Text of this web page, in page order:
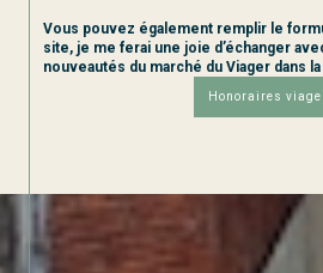
Vous pouvez également remplir le
site, je me ferai une joie d’échanger
nouveautés du marché du Viager dans
honoraires